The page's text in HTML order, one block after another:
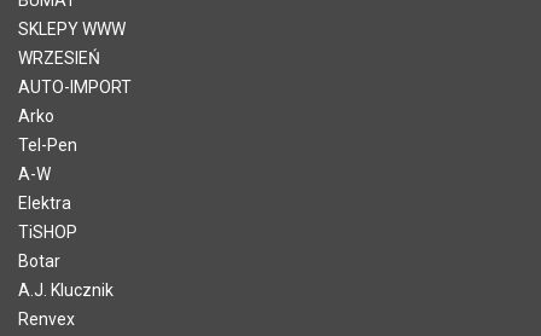
SKLEPY WWW
WRZESIEŃ
AUTO-IMPORT
Arko
Tel-Pen
A-W
Elektra
TiSHOP
Botar
A.J. Klucznik
Renvex